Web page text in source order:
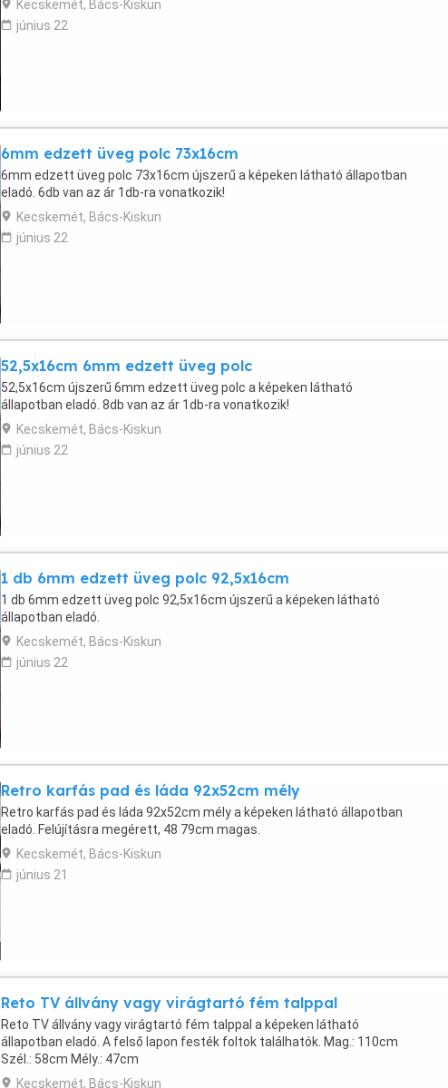
Kecskemét, Bács-Kiskun
június 22
6mm edzett üveg polc 73x16cm
6mm edzett üveg polc 73x16cm újszerű a képeken látható állapotban
eladó. 6db van az ár 1db-ra vonatkozik!
Kecskemét, Bács-Kiskun
június 22
52,5x16cm 6mm edzett üveg polc
52,5x16cm újszerű 6mm edzett üveg polc a képeken látható
állapotban eladó. 8db van az ár 1db-ra vonatkozik!
Kecskemét, Bács-Kiskun
június 22
1 db 6mm edzett üveg polc 92,5x16cm
1 db 6mm edzett üveg polc 92,5x16cm újszerű a képeken látható
állapotban eladó.
Kecskemét, Bács-Kiskun
június 22
Retro karfás pad és láda 92x52cm mély
Retro karfás pad és láda 92x52cm mély a képeken látható állapotban
eladó. Felújításra megérett, 48 79cm magas.
Kecskemét, Bács-Kiskun
június 21
Reto TV állvány vagy virágtartó fém talppal
Reto TV állvány vagy virágtartó fém talppal a képeken látható
állapotban eladó. A felső lapon festék foltok találhatók. Mag.: 110cm
Szél.: 58cm Mély.: 47cm
Kecskemét, Bács-Kiskun